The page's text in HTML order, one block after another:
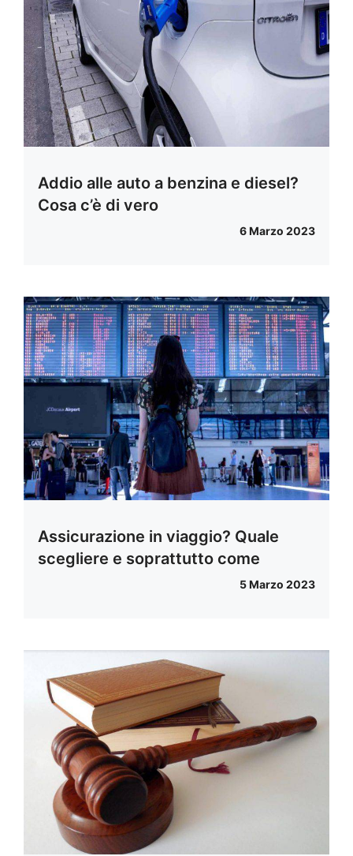
Addio alle auto a benzina e diesel?
Cosa c’è di vero
6 Marzo 2023
Assicurazione in viaggio? Quale
scegliere e soprattutto come
5 Marzo 2023